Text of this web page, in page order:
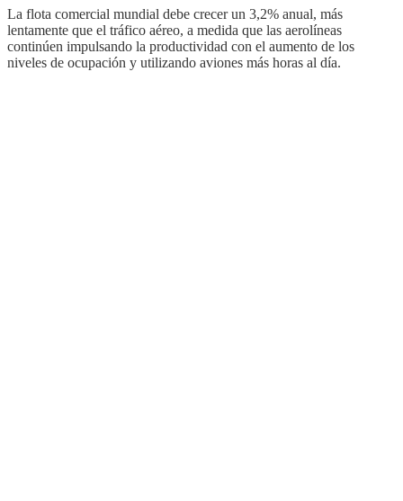
La flota comercial mundial debe crecer un 3,2% anual, más
lentamente que el tráfico aéreo, a medida que las aerolíneas
continúen impulsando la productividad con el aumento de los
niveles de ocupación y utilizando aviones más horas al día.